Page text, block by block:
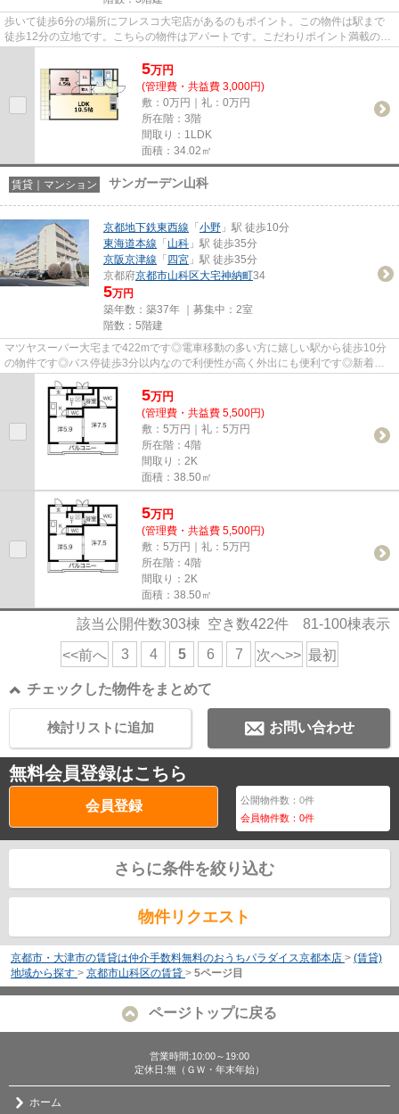
歩いて徒歩6分の場所にフレスコ大宅店があるのもポイント。この物件は駅まで
徒歩12分の立地です。こちらの物件はアパートです。こだわりポイント満載のメ
5万円
(管理費・共益費 3,000円)
敷：0万円｜礼：0万円
所在階：3階
間取り：1LDK
面積：34.02㎡
賃貸｜マンション サンガーデン山科
京都地下鉄東西線 「 小野 」駅 徒歩10分
東海道本線 「 山科 」駅 徒歩35分
京阪京津線 「 四宮 」駅 徒歩35分
京都府京都市山科区大宅神納町34
5万円
築年数：築37年 ｜募集中： 2室
階数：5階建
マツヤスーパー大宅まで422mです◎電車移動の多い方に嬉しい駅から徒歩10分
の物件です◎バス停徒歩3分以内なので利便性が高く外出にも便利です◎新着情
報：サンガーデン山科の空室情報な...
5万円
(管理費・共益費 5,500円)
敷：5万円｜礼：5万円
所在階：4階
間取り：2K
面積：38.50㎡
5万円
(管理費・共益費 5,500円)
敷：5万円｜礼：5万円
所在階：4階
間取り：2K
面積：38.50㎡
該当公開件数303棟 空き数422件 81-100棟表示
<<前へ 3 4 5 6 7 次へ>> 最初
チェックした物件をまとめて
お問い合わせ
検討リストに追加
無料会員登録はこちら
会員登録 公開物件数：0件
会員物件数：0件
さらに条件を絞り込む
物件リクエスト
京都市・大津市の賃貸は仲介手数料無料のおうちパラダイス京都本店 > (賃貸)
地域から探す > 京都市山科区の賃貸 > 5ページ目
ページトップに戻る
営業時間:10:00～19:00
定休日:無（ＧＷ・年末年始）
ホーム